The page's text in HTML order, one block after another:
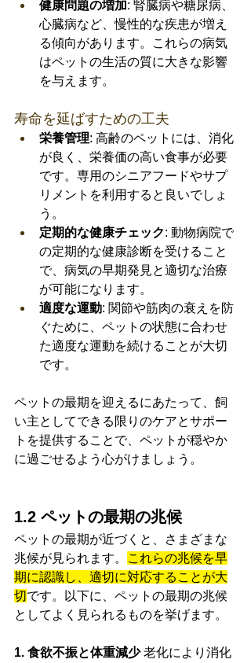
健康問題の増加: 腎臓病や糖尿病、
心臓病など、慢性的な疾患が増え
る傾向があります。これらの病気
はペットの生活の質に大きな影響
を与えます。
寿命を延ばすための工夫
栄養管理: 高齢のペットには、消化
が良く、栄養価の高い食事が必要
です。専用のシニアフードやサプ
リメントを利用すると良いでしょ
う。
定期的な健康チェック: 動物病院で
の定期的な健康診断を受けること
で、病気の早期発見と適切な治療
が可能になります。
適度な運動: 関節や筋肉の衰えを防
ぐために、ペットの状態に合わせ
た適度な運動を続けることが大切
です。
ペットの最期を迎えるにあたって、飼
い主としてできる限りのケアとサポー
トを提供することで、ペットが穏やか
に過ごせるよう心がけましょう。
1.2 ペットの最期の兆候
ペットの最期が近づくと、さまざまな
兆候が見られます。
これらの兆候を早
期に認識し、適切に対応することが大
切です。以下に、ペットの最期の兆候
としてよく見られるものを挙げます。
1. 食欲不振と体重減少 老化により消化